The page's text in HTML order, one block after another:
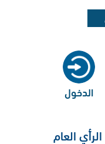
الدخول
العام